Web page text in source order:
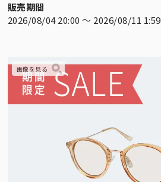
販売期間
2026/08/04 20:00〜 2026/08/11 1:59